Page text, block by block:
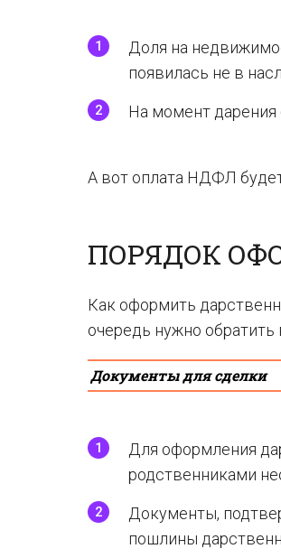
Доля на
появилась не в
На момент дарения
А вот оплата НДФЛ
ПОРЯДОК
Как оформить
очередь нужно
Документы для сделки
Для оформления
родственниками
Документы,
пошлины